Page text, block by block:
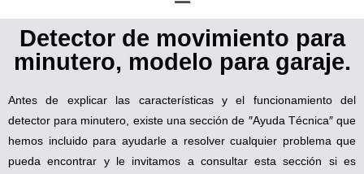
Detector de movimiento para
minutero, modelo para garaje.
Antes de explicar las características y el funcionamiento del
detector para minutero, existe una sección de ″Ayuda Técnica″ que
hemos incluido para ayudarle a resolver cualquier problema que
pueda encontrar y le invitamos a consultar esta sección si es